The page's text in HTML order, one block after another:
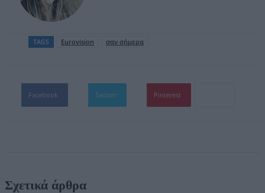
TAGS Eurovision σαν σήμερα
Facebook Twitter Pinterest
Σχετικά άρθρα